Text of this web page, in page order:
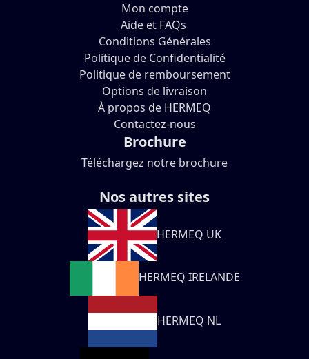
Mon compte
Aide et FAQs
Conditions Générales
Politique de Confidentialité
Politique de remboursement
Options de livraison
À propos de HERMEQ
Contactez-nous
Brochure
Téléchargez notre brochure
Nos autres sites
HERMEQ UK
HERMEQ IRELANDE
HERMEQ NL